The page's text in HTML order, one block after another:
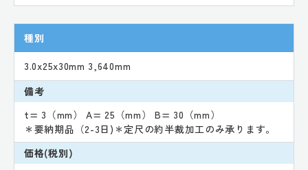
種別
3.0x25x30mm 3,640mm
備考
t= 3（mm） A= 25（mm） B= 30（mm）
＊要納期品（2-3日)＊定尺の約半裁加工のみ承ります。
価格(税別)